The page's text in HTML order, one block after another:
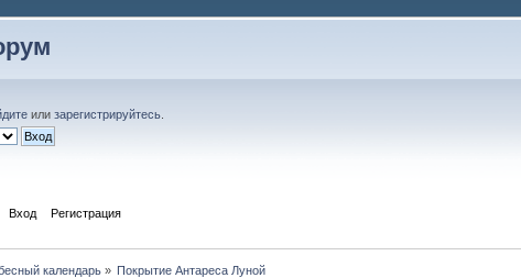
илизарегистрируйтесь
Вход Регистрация
календарь » Покрытие Антареса Луной